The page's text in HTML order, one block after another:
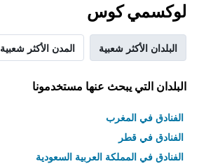
لوكسمي كوس
البلدان الأكثر شعبية المدن الأكثر شعبية
البلدان التي يبحث عنها مستخدمونا
الفنادق في المغرب
الفنادق في قطر
الفنادق في المملكة العربية السعودية